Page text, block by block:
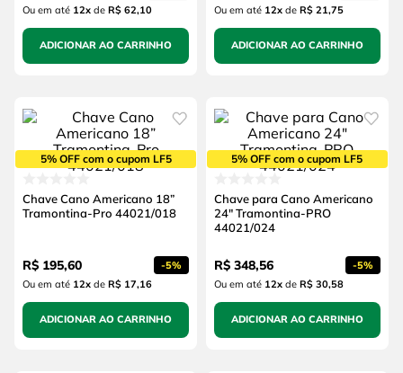
Ou em até 12xde R$ 62,10
ADICIONAR AO CARRINHO
Ou em até 12xde R$ 21,75
ADICIONAR AO CARRINHO
5% OFF com o cupom LF5
Chave Cano Americano 18”
Tramontina-Pro 44021/018
R$ 195,60 -5%
Ou em até 12xde R$ 17,16
ADICIONAR AO CARRINHO
5% OFF com o cupom LF5
Chave para Cano Americano
24" Tramontina-PRO
44021/024
R$ 348,56 -5%
Ou em até 12xde R$ 30,58
ADICIONAR AO CARRINHO